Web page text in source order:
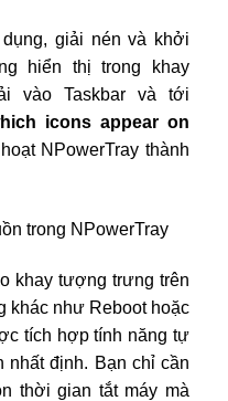
giải nén và khởi
hiển thị trong khay
vào Taskbar và tới
icons appear on
NPowerTray thành
khay tượng trưng trên
khác như Reboot hoặc
tích hợp tính năng tự
nhất định. Bạn chỉ cần
thời gian tắt máy mà